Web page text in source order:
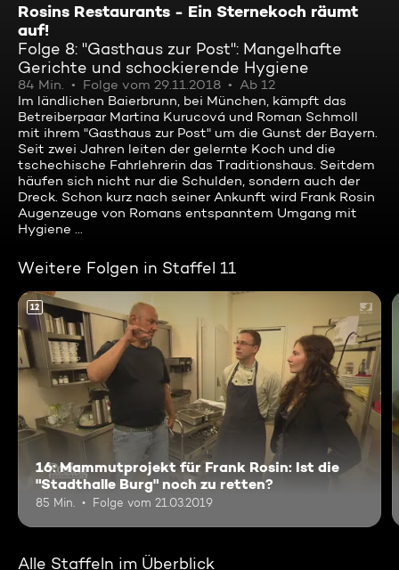
Rosins Restaurants - Ein Sternekoch räumt
auf!
Folge 8: "Gasthaus zur Post": Mangelhafte
Gerichte und schockierende Hygiene
84 Min. Folge vom 29.11.2018
Ab 12
Im ländlichen Baierbrunn, bei München, kämpft das
Betreiberpaar Martina Kurucová und Roman Schmoll
mit ihrem "Gasthaus zur Post" um die Gunst der Bayern.
Seit zwei Jahren leiten der gelernte Koch und die
tschechische Fahrlehrerin das Traditionshaus. Seitdem
häufen sich nicht nur die Schulden, sondern auch der
Dreck. Schon kurz nach seiner Ankunft wird Frank Rosin
Augenzeuge von Romans entspanntem Umgang mit
Hygiene ...
Weitere Folgen in Staffel 11
12
16: Mammutprojekt für Frank Rosin: Ist die
"Stadthalle Burg" noch zu retten?
85 Min. Folge vom 21.03.2019
Alle Staffeln im Überblick